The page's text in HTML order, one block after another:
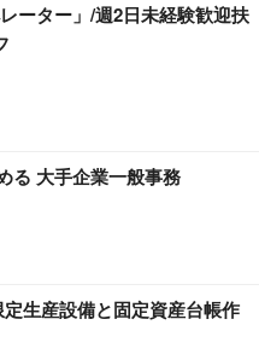
ーター」/週2日未経験歓迎扶
る 大手企業一般事務
生産設備と固定資産台帳作